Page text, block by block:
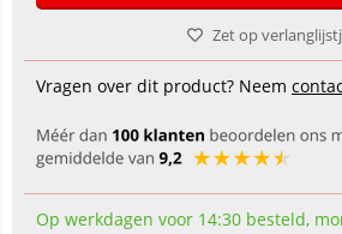
Zet op
Vragen over dit product? Neem
Op werkdagen voor 14:30 besteld,